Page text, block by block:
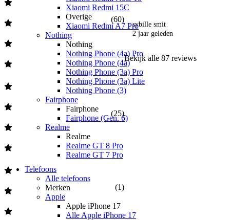
Xiaomi Redmi 15C
Overige
Xiaomi Redmi A7 Pro
Nothing
Nothing
Nothing Phone (4a) Pro
Nothing Phone (4a)
Nothing Phone (3a) Pro
Nothing Phone (3a) Lite
Nothing Phone (3)
Fairphone
Fairphone
Fairphone (Gen. 6)
Realme
Realme
Realme GT 8 Pro
Realme GT 7 Pro
Telefoons
Alle telefoons
Merken
Apple
Apple iPhone 17
Alle Apple iPhone 17
Samsung Galaxy A35 vs A54
Samsung Galaxy A35 vs A15
Samsung Galaxy A35 vs S24 (60)
(25)
(1)
sybille smit
2 jaar geleden
Bekijk alle 87 reviews